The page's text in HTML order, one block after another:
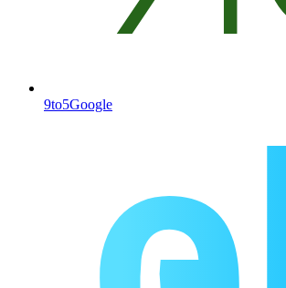
9to5Google